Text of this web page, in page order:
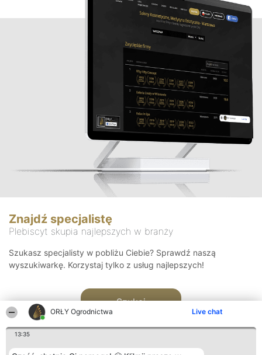
ORŁY Ogrodnictwa Live chat
13:35
Znajdź specjalistę
Plebiscyt skupia najlepszych w branży
Szukasz specjalisty w pobliżu Ciebie? Sprawdź naszą
wyszukiwarkę. Korzystaj tylko z usług najlepszych!
Szukaj